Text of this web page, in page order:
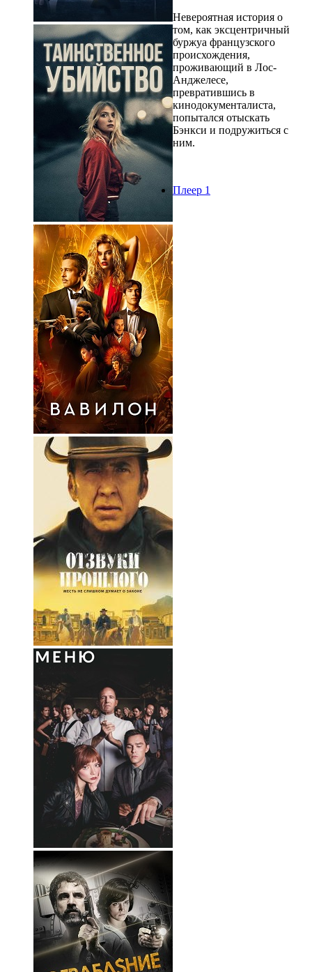
Невероятная история о
том, как эксцентричный
буржуа французского
происхождения,
проживающий в Лос-
Анджелесе,
превратившись в
кинодокументалиста,
попытался отыскать
Бэнкси и подружиться с
ним.
Плеер 1